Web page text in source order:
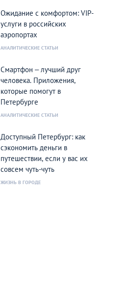
Ожидание с комфортом: VIP-
услуги в российских
аэропортах
АНАЛИТИЧЕСКИЕ СТАТЬИ
Смартфон – лучший друг
человека. Приложения,
которые помогут в
Петербурге
АНАЛИТИЧЕСКИЕ СТАТЬИ
Доступный Петербург: как
сэкономить деньги в
путешествии, если у вас их
совсем чуть-чуть
ЖИЗНЬ В ГОРОДЕ